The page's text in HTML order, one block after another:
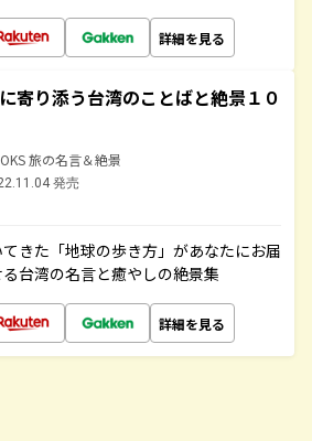
詳細を見る
寄り添う台湾のことばと絶景１０
旅の名言＆絶景
発売
きた「地球の歩き方」があなたにお届
台湾の名言と癒やしの絶景集
詳細を見る